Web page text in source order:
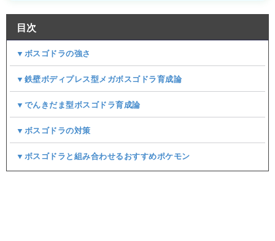
目次
▼ボスゴドラの強さ
▼鉄壁ボディプレス型メガボスゴドラ育成論
▼でんきだま型ボスゴドラ育成論
▼ボスゴドラの対策
▼ボスゴドラと組み合わせるおすすめポケモン